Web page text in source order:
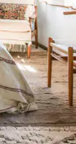
стрілками